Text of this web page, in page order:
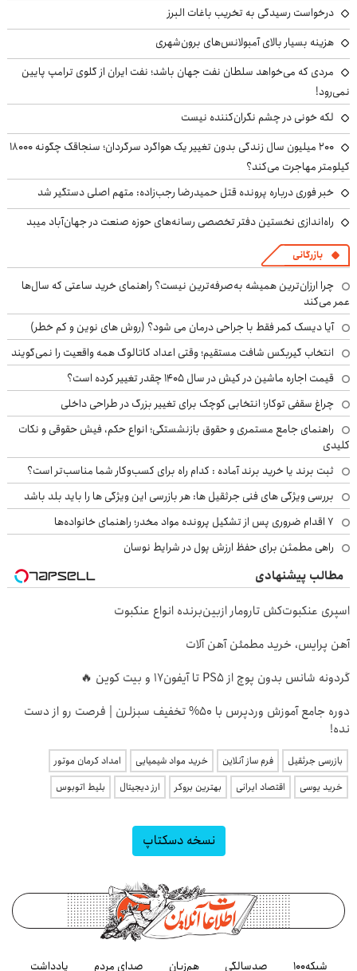
درخواست رسیدگی به تخریب باغات البرز
هزینه بسیار بالای آمبولانس‌های برون‌شهری
مردی که می‌خواهد سلطان نفت جهان باشد؛ نفت ایران از گلوی ترامپ پایین
نمی‌رود!
لکه خونی در چشم نگران‌کننده نیست
۲۰۰ میلیون سال زندگی بدون تغییر یک هواگرد سرگردان؛ سنجاقک‌ چگونه ۱۸۰۰۰
کیلومتر مهاجرت می‌کند؟
خبر فوری درباره پرونده قتل حمیدرضا رجب‌زاده: متهم اصلی دستگیر شد
راه‌اندازی نخستین دفتر تخصصی رسانه‌های حوزه صنعت در جهان‌آباد میبد
بازرگانی
چرا ارزان‌ترین همیشه به‌صرفه‌ترین نیست؟ راهنمای خرید ساعتی که سال‌ها
عمر می‌کند
آیا دیسک کمر فقط با جراحی درمان می شود؟ (روش های نوین و کم خطر)
انتخاب گیربکس شافت مستقیم؛ وقتی اعداد کاتالوگ همه واقعیت را نمی‌گویند
قیمت اجاره ماشین در کیش در سال ۱۴۰۵ چقدر تغییر کرده است؟
چراغ سقفی توکار؛ انتخابی کوچک برای تغییر بزرگ در طراحی داخلی
راهنمای جامع مستمری و حقوق بازنشستگی؛ انواع حکم، فیش حقوقی و نکات
کلیدی
ثبت برند یا خرید برند آماده : کدام راه برای کسب‌وکار شما مناسب‌تر است؟
بررسی ویژگی های فنی جرثقیل ها: هر بازرسی این ویژگی ها را باید بلد باشد
۷ اقدام ضروری پس از تشکیل پرونده مواد مخدر؛ راهنمای خانواده‌ها
راهی مطمئن برای حفظ ارزش پول در شرایط نوسان
مطالب پیشنهادی
اسپری عنکبوت‌‌کش تارومار ازبین‌برنده انواع عنکبوت
آهن پرایس، خرید مطمئن آهن آلات
گردونه شانس بدون پوچ از PS5 تا آیفون17 و بیت کوین 🔥
دوره جامع آموزش وردپرس با ۵۰% تخفیف سبزلرن | فرصت رو از دست
نده!
بازرسی جرثقیل فرم ساز آنلاین خرید مواد شیمیایی
امداد کرمان موتور
خرید یوسی
اقتصاد ایرانی بهترین بروکر ارز دیجیتال بلیط اتوبوس
نسخه دسکتاپ
شبکه۱۰۰ صدسالگی هم‌زبان صدای مردم یادداشت